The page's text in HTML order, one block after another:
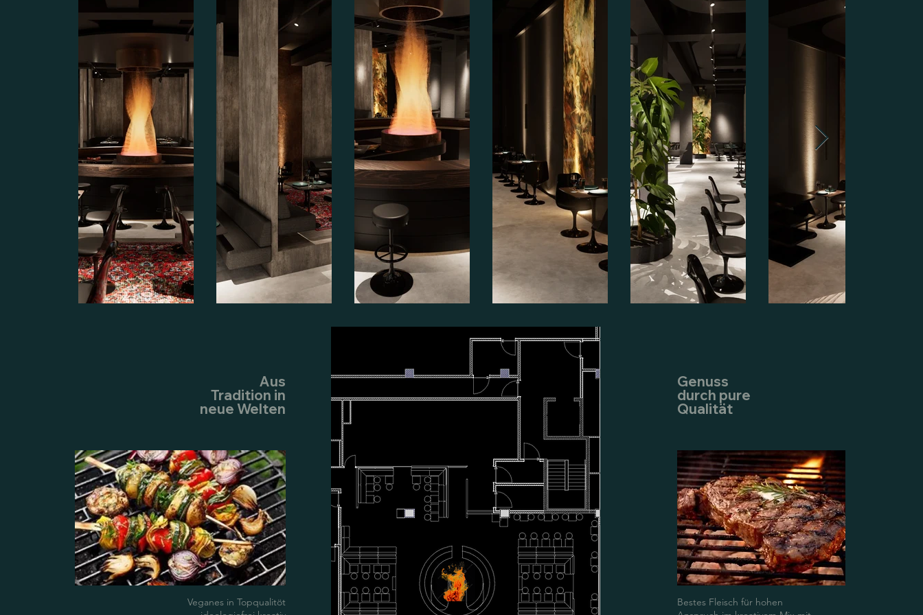
Aus
Tradition in
neue Welten
Genuss
durch pure
Qualität
Bestes Fleisch für hohen
Veganes in Topqualitöt